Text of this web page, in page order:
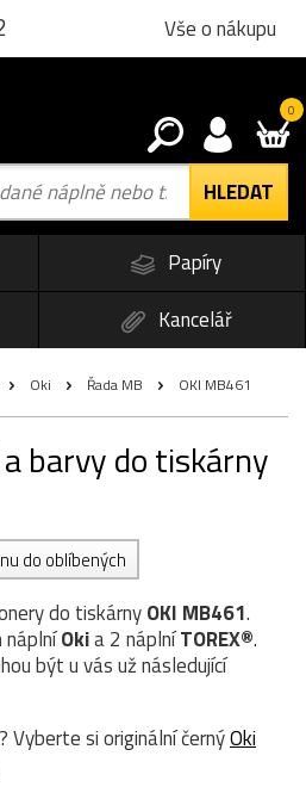
Vše o nákupu
0
Papíry
Kancelář
Oki Řada MB OKI MB461
barvy do tiskárny
do oblíbených
do tiskárnyOKI MB461.
náplníOkia 2 náplníTOREX®.
být u vás už následující
Vyberte si originální černýOki